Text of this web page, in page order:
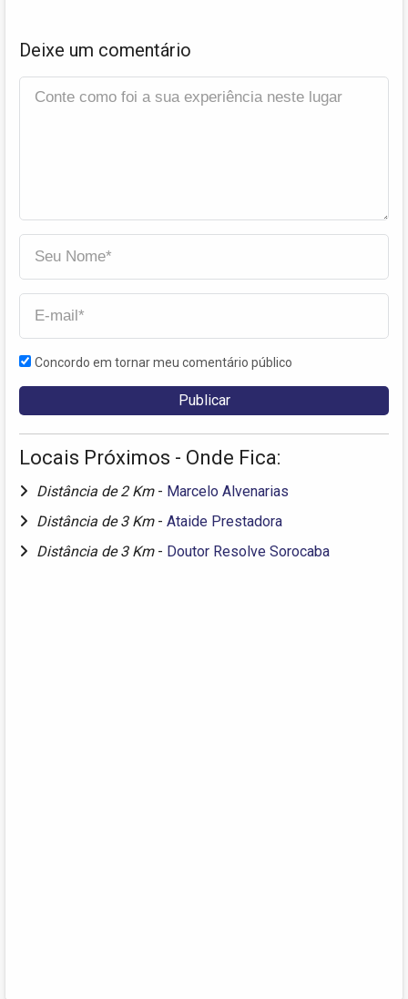
Deixe um comentário
Concordo em tornar meu comentário público
Locais Próximos - Onde Fica:
Distância de 2 Km - Marcelo Alvenarias
Distância de 3 Km - Ataide Prestadora
Distância de 3 Km - Doutor Resolve Sorocaba